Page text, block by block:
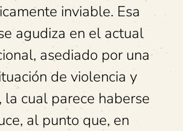
inviable. Esa
agudiza en el actual
asediado por una
de violencia y
la cual parece haberse
al punto que, en